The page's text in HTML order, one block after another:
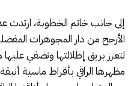
إلى جانب خاتم الخطوبة، ارتدت
لتعزز بريق إطلالتها وتضفي
مظهرها الراقي بأقراط ماسية